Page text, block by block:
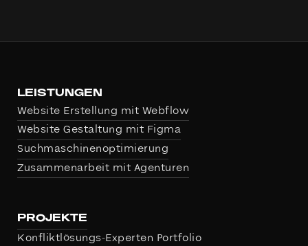
LEISTUNGEN
Website Erstellung mit Webflow
Website Gestaltung mit Figma
Suchmaschinenoptimierung
Zusammen­arbeit mit Agenturen
PROJEKTE
Konfliktlösungs-Experten Portfolio